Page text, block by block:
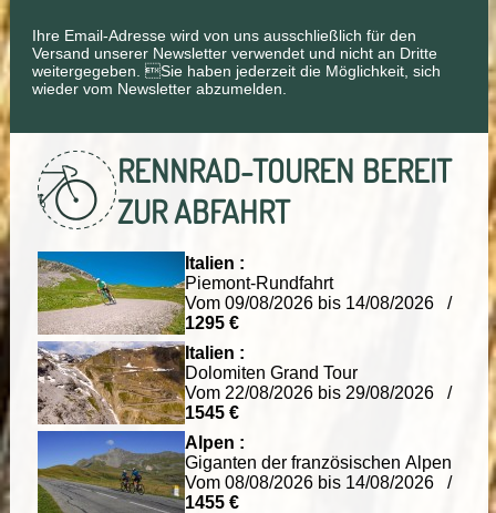
Ihre Email-Adresse wird von uns ausschließlich für den
Versand unserer Newsletter verwendet und nicht an Dritte
weitergegeben. Sie haben jederzeit die Möglichkeit, sich
wieder vom Newsletter abzumelden.
RENNRAD-TOUREN BEREIT
ZUR ABFAHRT
Italien :
Piemont-Rundfahrt
Vom 09/08/2026 bis 14/08/2026 /
1295 €
Italien :
Dolomiten Grand Tour
Vom 22/08/2026 bis 29/08/2026 /
1545 €
Alpen :
Giganten der französischen Alpen
Vom 08/08/2026 bis 14/08/2026 /
1455 €